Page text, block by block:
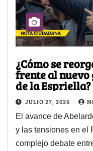
¿Cómo se
frente al
de la Espriella?
JULIO 27, 2026
El avance de
y las tensiones en el
complejo debate